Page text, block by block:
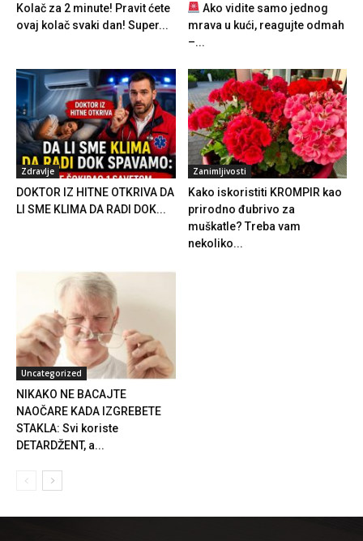
Kolač za 2 minute! Pravit ćete
ovaj kolač svaki dan! Super...
Ako vidite samo jednog
mrava u kući, reagujte odmah
–...
Zdravlje
DOKTOR IZ HITNE OTKRIVA DA
LI SME KLIMA DA RADI DOK...
Zanimljivosti
Kako iskoristiti KROMPIR kao
prirodno đubrivo za
muškatle? Treba vam
nekoliko...
Uncategorized
NIKAKO NE BACAJTE
NAOČARE KADA IZGREBETE
STAKLA: Svi koriste
DETARDŽENT, a...